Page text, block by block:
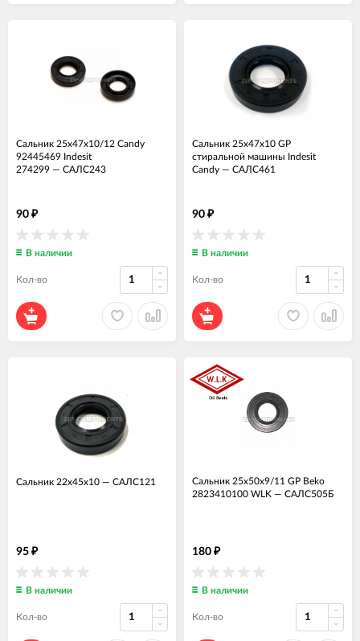
Сальник 25x47x10/12 Candy
92445469 Indesit
274299 — САЛС243
90 ₽
В наличии
Кол-во
Сальник 25x47x10 GP
стиральной машины Indesit
Candy — САЛС461
90 ₽
В наличии
Кол-во
Сальник 22x45x10 — САЛС121
95 ₽
В наличии
Кол-во
Сальник 25x50x9/11 GP Beko
2823410100 WLK — САЛС505Б
180 ₽
В наличии
Кол-во